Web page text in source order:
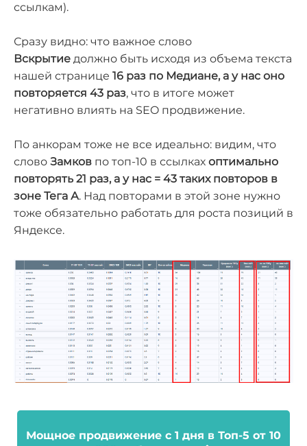
ссылкам).
Сразу видно: что важное слово
Вскрытие должно быть исходя из объема текста
нашей странице 16 раз по Медиане, а у нас оно
повторяется 43 раз, что в итоге может
негативно влиять на SEO продвижение.
По анкорам тоже не все идеально: видим, что
слово Замков по топ-10 в ссылках оптимально
повторять 21 раз, а у нас = 43 таких повторов в
зоне Тега А. Над повторами в этой зоне нужно
тоже обязательно работать для роста позиций в
Яндексе.
Мощное продвижение с 1 дня в Топ-5 от 10